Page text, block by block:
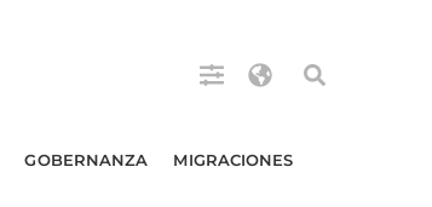
GOBERNANZA MIGRACIONES